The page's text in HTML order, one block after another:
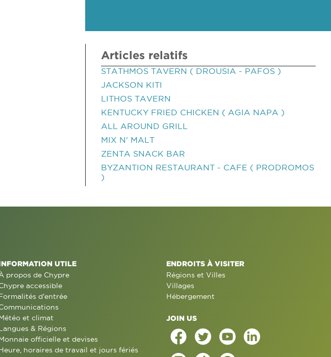
Articles relatifs
STATHMOS TAVERN ( DROUSIA - PAFOS )
JACKSON KITI
LITHOS TAVERN
KENTUCKY FRIED CHICKEN ( AGIA NAPA )
ALL AROUND GRILL
MIX N' MALT
ZENTA SNACK BAR
BYZANTION RESTAURANT - CAFE ( PRODROMOS
)
UTILE
propos de Chypre
accessible
d'entrée
et climat
& Régions
officielle et devises
horaires de travail et jours fériés
ENDROITS À VISITER
Régions et Villes
Villages
Hébergement
JOIN US